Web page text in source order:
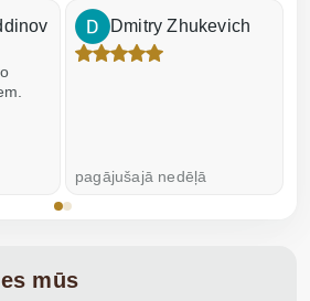
Dmitry Zhukevich
pagājušajā nedēļā
mūs